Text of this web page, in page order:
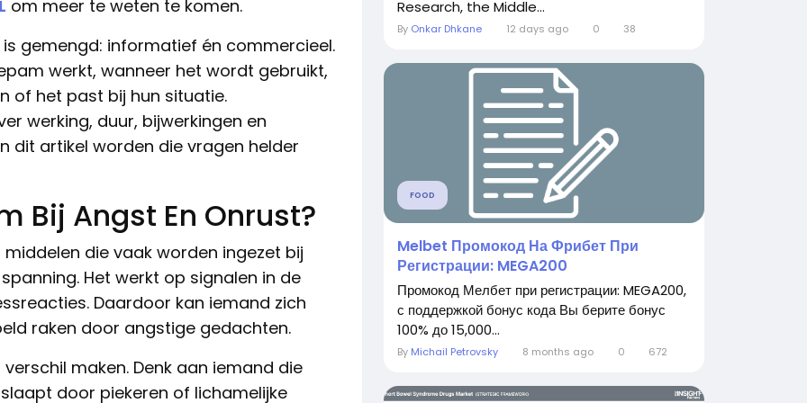
om meer te weten te komen.
gemengd: informatief én commercieel.
werkt, wanneer het wordt gebruikt,
of het past bij hun situatie.
werking, duur, bijwerkingen en
dit artikel worden die vragen helder
Bij Angst En Onrust?
die vaak worden ingezet bij
Het werkt op signalen in de
Daardoor kan iemand zich
raken door angstige gedachten.
maken. Denk aan iemand die
door piekeren of lichamelijke
Research, the Middle...
By Onkar Dhkane 12 days ago 0 38
FOOD
Melbet Промокод На Фрибет При
Регистрации: MEGA200
Промокод Мелбет при регистрации: MEGA200,
с поддержкой бонус кода Вы берите бонус
100% до 15,000...
By Michail Petrovsky 8 months ago 0 672